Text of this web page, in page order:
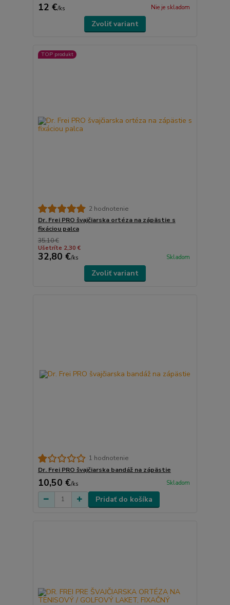
12 €/ks Nie je skladom
Zvoliť variant
TOP produkt
2 hodnotenie
Dr. Frei PRO švajčiarska ortéza na zápästie s
fixáciou palca
35,10 €
Ušetríte 2,30 €
32,80 €/ks Skladom
Zvoliť variant
1 hodnotenie
Dr. Frei PRO švajčiarska bandáž na zápästie
10,50 €/ks Skladom
Pridať do košíka